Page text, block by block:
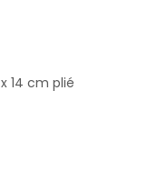
14 cm plié